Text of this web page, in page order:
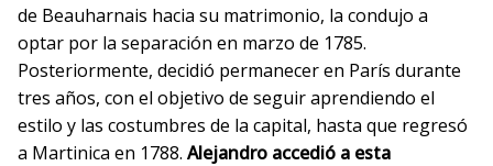
de Beauharnais hacia su matrimonio, la condujo a
optar por la separación en marzo de 1785.
Posteriormente, decidió permanecer en París durante
tres años, con el objetivo de seguir aprendiendo el
estilo y las costumbres de la capital, hasta que regresó
a Martinica en 1788. Alejandro accedió a esta